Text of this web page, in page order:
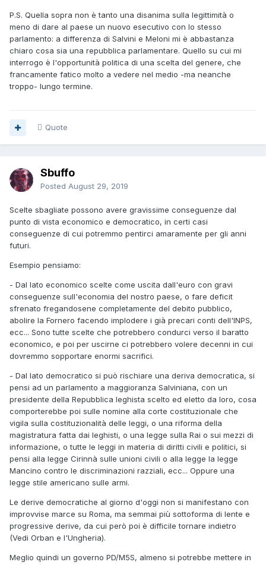
P.S. Quella sopra non è tanto una disanima sulla legittimità o
meno di dare al paese un nuovo esecutivo con lo stesso
parlamento: a differenza di Salvini e Meloni mi è abbastanza
chiaro cosa sia una repubblica parlamentare. Quello su cui mi
interrogo è l'opportunità politica di una scelta del genere, che
francamente fatico molto a vedere nel medio -ma neanche
troppo- lungo termine.
Quote
Sbuffo
Posted August 29, 2019
Scelte sbagliate possono avere gravissime conseguenze dal
punto di vista economico e democratico, in certi casi
conseguenze di cui potremmo pentirci amaramente per gli anni
futuri.
Esempio pensiamo:
- Dal lato economico scelte come uscita dall'euro con gravi
conseguenze sull'economia del nostro paese, o fare deficit
sfrenato fregandosene completamente del debito pubblico,
abolire la Fornero facendo implodere i già precari conti dell'INPS,
ecc... Sono tutte scelte che potrebbero condurci verso il baratto
economico, e poi per uscirne ci potrebbero volere decenni in cui
dovremmo sopportare enormi sacrifici.
- Dal lato democratico si può rischiare una deriva democratica, si
pensi ad un parlamento a maggioranza Salviniana, con un
presidente della Repubblica leghista scelto ed eletto da loro, cosa
comporterebbe poi sulle nomine alla corte costituzionale che
vigila sulla costituzionalità delle leggi, o una riforma della
magistratura fatta dai leghisti, o una legge sulla Rai o sui mezzi di
informazione, o tutte le leggi in materia di diritti civili e politici, si
pensi alla legge Cirinnà sulle unioni civili o alla legge la legge
Mancino contro le discriminazioni razziali, ecc... Oppure una
legge stile americano sulle armi.
Le derive democratiche al giorno d'oggi non si manifestano con
improvvise marce su Roma, ma semmai più sottoforma di lente e
progressive derive, da cui però poi è difficile tornare indietro
(Vedi Orban e l'Ungheria).
Meglio quindi un governo PD/M5S, almeno si potrebbe mettere in